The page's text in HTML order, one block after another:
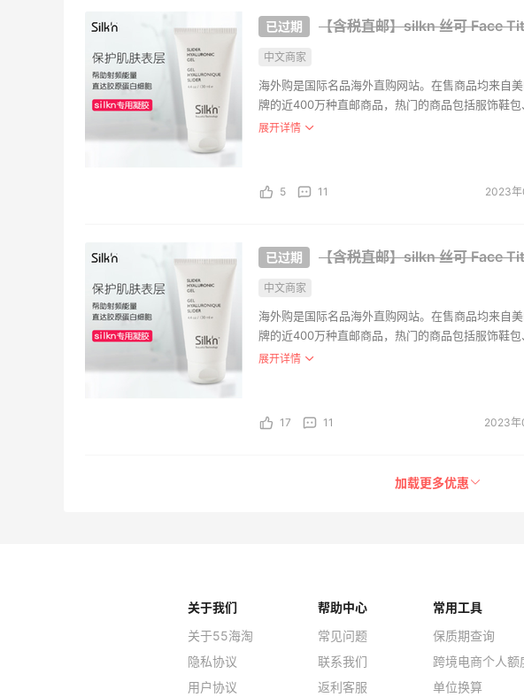
【含税直邮】silkn 丝可 Face
中文商家
海外购是国际名品海外直购网站。在售商品均来自
牌的近400万种直邮商品，热门的商品包括服饰鞋
海外购全中文页面，保持中美价格同步，为苦于语
展开详情
5 11 2023
【含税直邮】silkn 丝可 Face
中文商家
海外购是国际名品海外直购网站。在售商品均来自
牌的近400万种直邮商品，热门的商品包括服饰鞋
海外购全中文页面，保持中美价格同步，为苦于语
展开详情
17 11 2023年
加载更多优惠
M-mark 松山油脂 米糠身体乳
亚马逊海外购
关于我们
关于55海淘
隐私协议
用户协议
帮助中心
常见问题
联系我们
返利客服
常用工具
保质期查询
跨境电商个人额
单位换算